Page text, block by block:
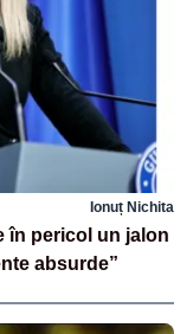
Ionuț Nichita
în pericol un jalon
absurde”